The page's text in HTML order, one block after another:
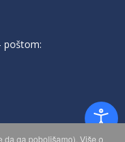
poštom:
da ga poboljšamo). Više o